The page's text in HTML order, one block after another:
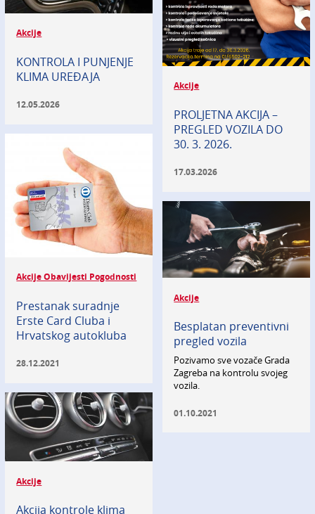
Akcije
KONTROLA I PUNJENJE
KLIMA UREĐAJA
12.05.2026
Akcije
PROLJETNA AKCIJA –
PREGLED VOZILA DO
30. 3. 2026.
17.03.2026
Akcije Obavijesti Pogodnosti
Prestanak suradnje
Erste Card Cluba i
Hrvatskog autokluba
28.12.2021
Akcije
Besplatan preventivni
pregled vozila
Pozivamo sve vozače Grada
Zagreba na kontrolu svojeg
vozila.
01.10.2021
Akcije
Akcija kontrole klima